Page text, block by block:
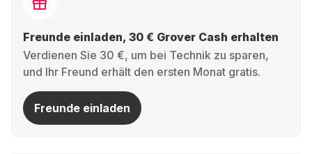
Freunde einladen, 30 € Grover Cash erhalten
Verdienen Sie 30 €, um bei Technik zu sparen,
und Ihr Freund erhält den ersten Monat gratis.
Freunde einladen